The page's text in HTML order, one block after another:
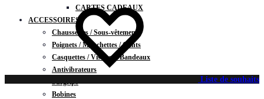
CARTES CADEAUX
ACCESSOIRES
Chaussettes / Sous-vêtements
Poignets / Manchettes / Gants
Casquettes / Visières / Bandeaux
Antivibrateurs
Surgrips
Bobines
Liste de souhaits